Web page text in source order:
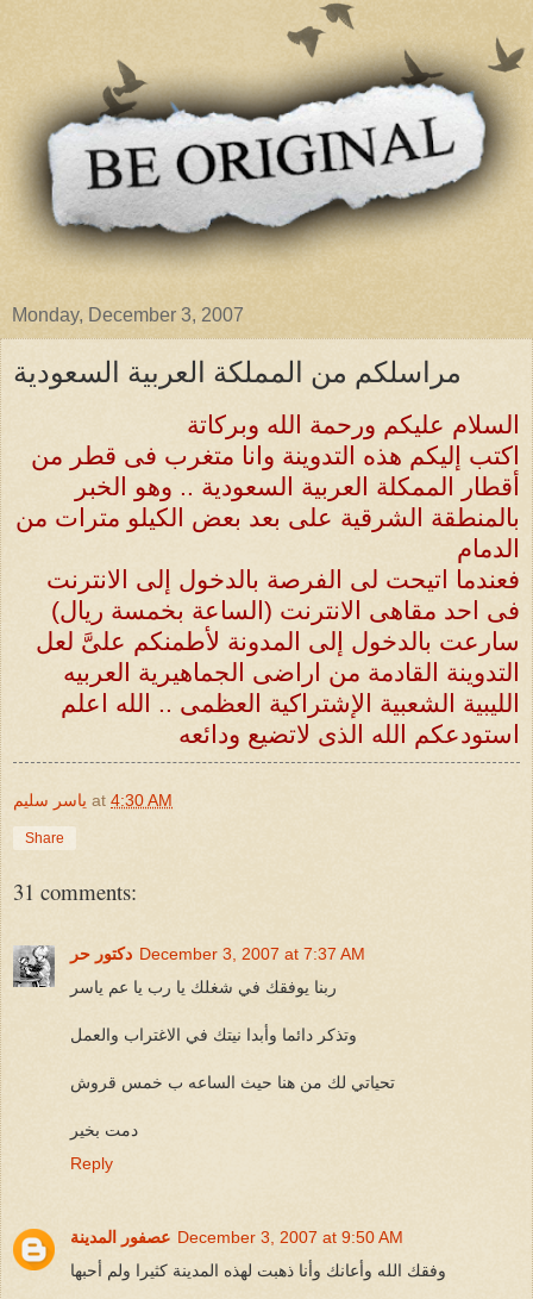
Monday, December 3, 2007
مراسلكم من المملكة العربية السعودية
السلام عليكم ورحمة الله وبركاتة
اكتب إليكم هذه التدوينة وانا متغرب فى قطر من
أقطار الممكلة العربية السعودية .. وهو الخبر
بالمنطقة الشرقية على بعد بعض الكيلو مترات من
الدمام
فعندما اتيحت لى الفرصة بالدخول إلى الانترنت
فى احد مقاهى الانترنت (الساعة بخمسة ريال)
سارعت بالدخول إلى المدونة لأطمنكم علىَّ لعل
التدوينة القادمة من اراضى الجماهيرية العربيه
الليبية الشعبية الإشتراكية العظمى .. الله اعلم
استودعكم الله الذى لاتضيع ودائعه
ياسر سليم at 4:30 AM
Share
31 comments:
دكتور حر December 3, 2007 at 7:37 AM
ربنا يوفقك في شغلك يا رب يا عم ياسر
وتذكر دائما وأبدا نيتك في الاغتراب والعمل
تحياتي لك من هنا حيث الساعه ب خمس قروش
دمت بخير
Reply
عصفور المدينة December 3, 2007 at 9:50 AM
وفقك الله وأعانك وأنا ذهبت لهذه المدينة كثيرا ولم أحبها